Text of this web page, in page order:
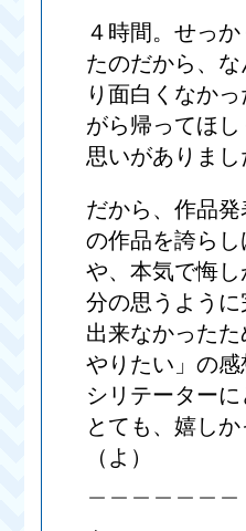
４時間。せっ
たのだから、な
り面白くなか
がら帰ってほし
思いがありまし
だから、作品
の作品を誇ら
や、本気で悔
分の思うよう
出来なかった
やりたい」の
シリテーター
とても、嬉しか
（よ）